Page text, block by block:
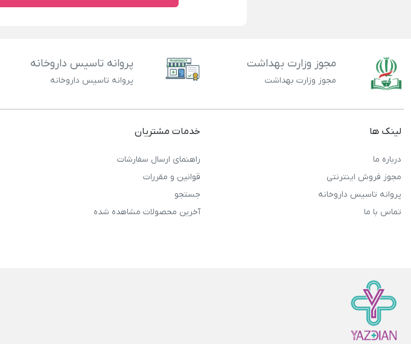
مجوز وزارت بهداشت
مجوز وزارت بهداشت
پروانه تاسیس داروخانه
پروانه تاسیس داروخانه
لینک ها
درباره ما
مجوز فروش اینترنتی
پروانه تاسیس داروخانه
تماس با ما
خدمات مشتریان
راهنمای ارسال سفارشات
قوانین و مقررات
جستجو
آخرین محصولات مشاهده شده